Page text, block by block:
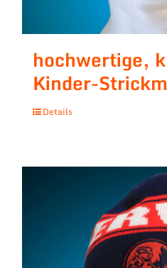
hochwertige,
Kinder-
Details